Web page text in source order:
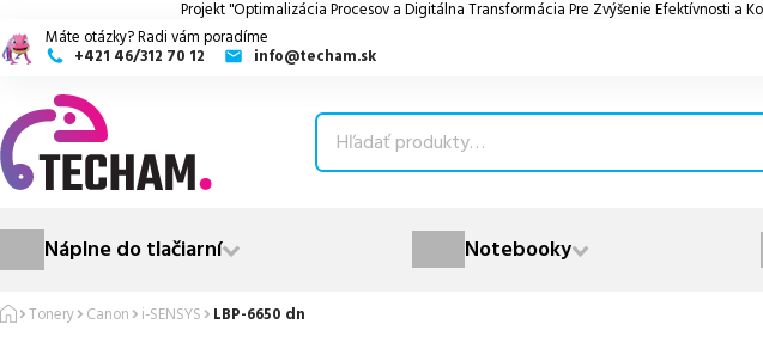
Projekt "Optimalizácia Procesov a Digitálna Transformácia Pre Zvýšenie Efektívnosti a
Máte otázky? Radi vám poradíme
+421 46/312 70 12
info@techam.sk
Náplne do tlačiarní Notebooky
Tonery Canon i-SENSYS LBP-6650 dn